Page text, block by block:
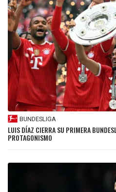
BUNDESLIGA
LUIS DÍAZ CIERRA SU PRIMERA
PROTAGONISMO